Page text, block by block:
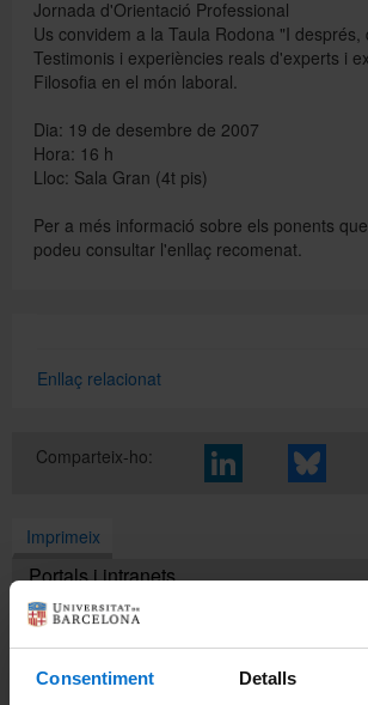
Consentiment Detalls
Mobilitat
Relacions externes
Jornada d'Orientació Professional
Us convidem a la Taula Rodona "I després,
Testimonis i experiències reals d'experts i
Filosofia en el món laboral.
Dia: 19 de desembre de 2007
Hora: 16 h
Lloc: Sala Gran (4t pis)
Per a més informació sobre els ponents
podeu consultar l'enllaç recomenat.
Enllaç relacionat
Comparteix-ho:
Imprimeix
Portals i intranets
Portal d'estudiants
Intranet UB (PDI i PTGAS)